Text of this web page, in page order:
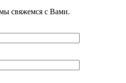
свяжемся с Вами.